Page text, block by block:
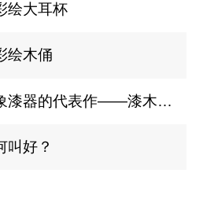
大耳杯
木俑
战国时期雕动物形象漆器的代表作——漆木座屏
叫好？